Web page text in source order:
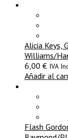
Alicia Keys,
Williams/
6,00 € IVA
Añadir al
Flash